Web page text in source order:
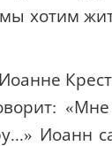
хотим
Иоанн